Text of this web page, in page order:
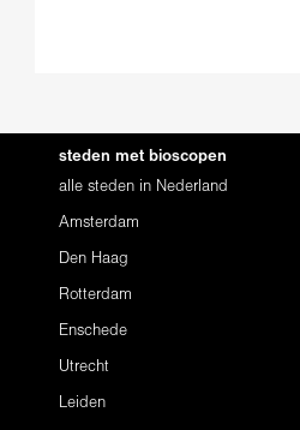
steden met bioscopen
alle steden in Nederland
Amsterdam
Den Haag
Rotterdam
Enschede
Utrecht
Leiden